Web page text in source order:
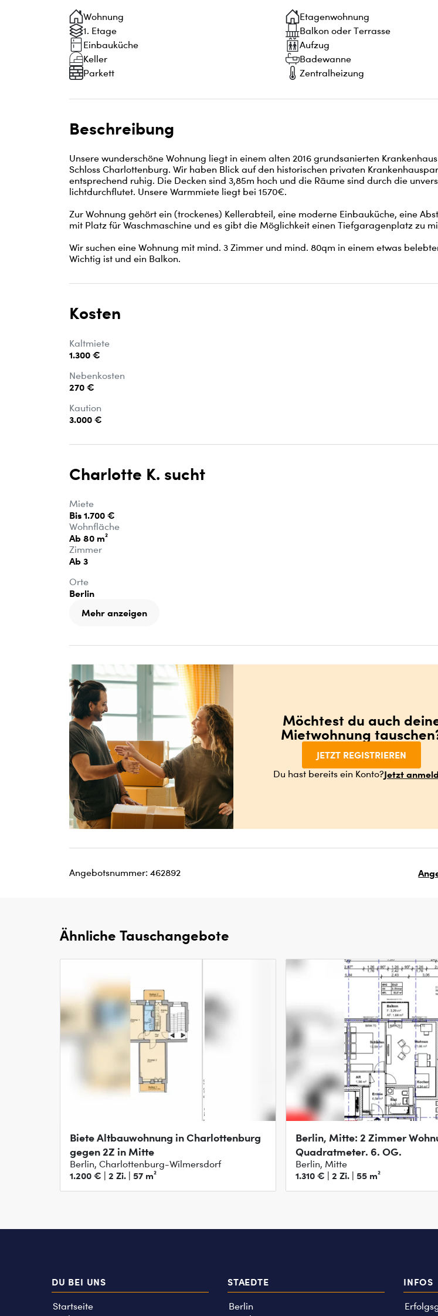
Wohnung
1. Etage
Einbauküche
Keller
Parkett
Etagenwohnung
Balkon oder Terrasse
Aufzug
Badewanne
Zentralheizung
Beschreibung
Unsere wunderschöne Wohnung liegt in einem alten 2016 grundsanierten
Schloss Charlottenburg. Wir haben Blick auf den historischen privaten
entsprechend ruhig. Die Decken sind 3,85m hoch und die Räume sind durch die
lichtdurchflutet. Unsere Warmmiete liegt bei 1570€.
Zur Wohnung gehört ein (trockenes) Kellerabteil, eine moderne Einbauküche, eine
mit Platz für Waschmaschine und es gibt die Möglichkeit einen Tiefgaragenplatz zu
Wir suchen eine Wohnung mit mind. 3 Zimmer und mind. 80qm in einem etwas
Wichtig ist und ein Balkon.
Kosten
Kaltmiete
1.300 €
Nebenkosten
270 €
Kaution
3.000 €
Charlotte K. sucht
Miete
Bis 1.700 €
Wohnfläche
Ab 80 m²
Zimmer
Ab 3
Orte
Berlin
Mehr anzeigen
Möchtest du auch
Mietwohnung
JETZT REGISTRIEREN
Du hast bereits ein Konto?Jetzt
Angebotsnummer: 462892
Ähnliche Tauschangebote
Biete Altbauwohnung in Charlottenburg
gegen 2Z in Mitte
Berlin, Charlottenburg-Wilmersdorf
1.200 € | 2 Zi. | 57 m²
Berlin, Mitte: 2 Zimmer
Quadratmeter. 6. OG.
Berlin, Mitte
1.310 € | 2 Zi. | 55 m²
DU BEI UNS
Startseite
STAEDTE
Berlin
INFOS